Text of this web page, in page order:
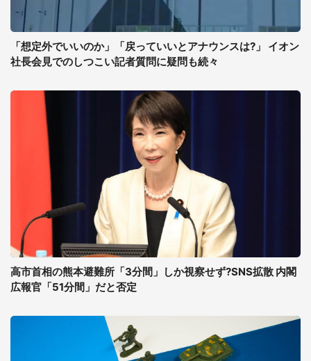
「想定外でいいのか」「戻っていいとアナウンスは?」 イオン
社長会見でのしつこい記者質問に疑問も続々
高市首相の熊本避難所「3分間」しか視察せず?SNS拡散 内閣
広報官「51分間」だと否定